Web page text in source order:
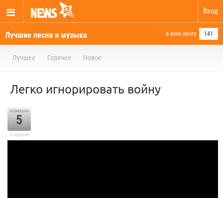
Вход
Лучшие песни и музыка в мою ленту 141
Лучшее Горячее Новое
Легко игнорировать войну
отметили
5
в архиве